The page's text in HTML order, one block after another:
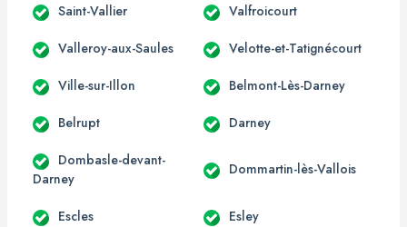
Saint-Vallier Valfroicourt
Valleroy-aux-Saules Velotte-et-Tatignécourt
Ville-sur-Illon Belmont-Lès-Darney
Belrupt Darney
Dombasle-devant-
Darney
Dommartin-lès-Vallois
Escles Esley